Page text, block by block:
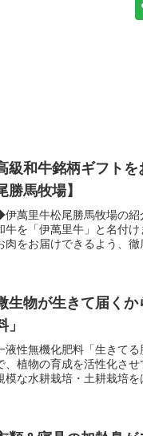
級和牛銘柄ギフト
勝馬牧場】
萬里牛松尾勝馬牧場の紹
牛を「伊萬里牛」と名付
肉をお届けできるよう、
です。1.グルメな方 神戸
。 市場にあまり出回っ
少なものをお求めの方々
届け のしやメッセージカ
暮ギフトなどに喜ばれて
分へのご褒美や、記念日
ラインナップも多数ある
生物が生きて届く
」
液性無機化肥料「生きて
、植物の育成を活性化さ
模な水耕栽培・土耕栽培